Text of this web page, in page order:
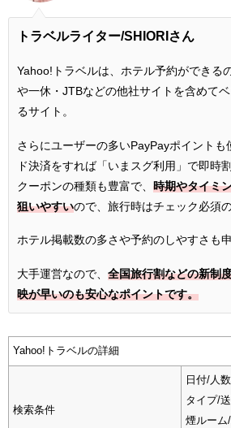
トラベルライター/SHIORIさん
Yahoo!トラベルは、ホテル予約ができる
や一休・JTBなどの他社サイトを含めて
るサイト。
さらにユーザーの多いPayPayポイントも
ド決済をすれば「いまスグ利用」で即時
クーポンの種類も豊富で、 時期やタイミ
狙いやすいので、旅行時はチェック必須
ホテル掲載数の多さや予約のしやすさも申
大手運営なので、 全国旅行割などの新制
映が早いのも安心なポイントです。
Yahoo!トラベルの詳細
検索条件
日付/人
タイプ/
煙ルーム